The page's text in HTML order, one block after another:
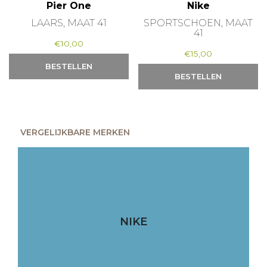
Pier One
LAARS, MAAT 41
€10,00
BESTELLEN
Nike
SPORTSCHOEN, MAAT
41
€15,00
BESTELLEN
VERGELIJKBARE MERKEN
NIKE